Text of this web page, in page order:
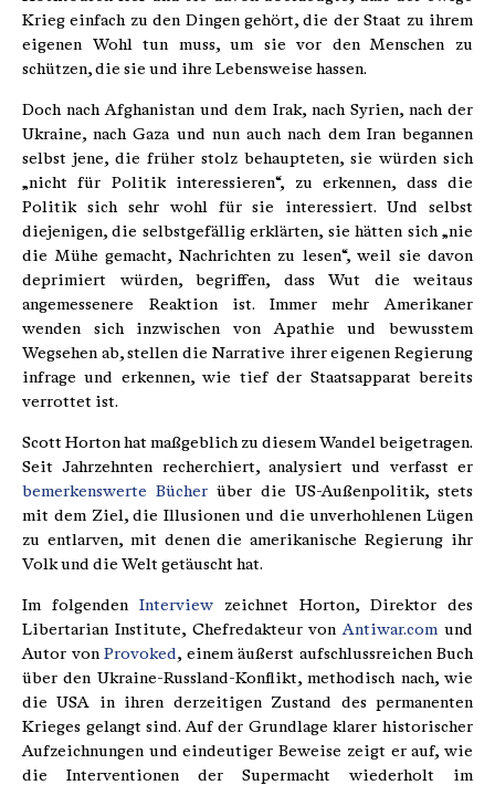
Krieg einfach zu den Dingen gehört, die der Staat zu ihrem
eigenen Wohl tun muss, um sie vor den Menschen zu
schützen, die sie und ihre Lebensweise hassen.
Doch nach Afghanistan und dem Irak, nach Syrien, nach der
Ukraine, nach Gaza und nun auch nach dem Iran begannen
selbst jene, die früher stolz behaupteten, sie würden sich
„nicht für Politik interessieren“, zu erkennen, dass die
Politik sich sehr wohl für sie interessiert. Und selbst
diejenigen, die selbstgefällig erklärten, sie hätten sich „nie
die Mühe gemacht, Nachrichten zu lesen“, weil sie davon
deprimiert würden, begriffen, dass Wut die weitaus
angemessenere Reaktion ist. Immer mehr Amerikaner
wenden sich inzwischen von Apathie und bewusstem
Wegsehen ab, stellen die Narrative ihrer eigenen Regierung
infrage und erkennen, wie tief der Staatsapparat bereits
verrottet ist.
Scott Horton hat maßgeblich zu diesem Wandel beigetragen.
Seit Jahrzehnten recherchiert, analysiert und verfasst er
bemerkenswerte Bücher über die US-Außenpolitik, stets
mit dem Ziel, die Illusionen und die unverhohlenen Lügen
zu entlarven, mit denen die amerikanische Regierung ihr
Volk und die Welt getäuscht hat.
Im folgenden Interview zeichnet Horton, Direktor des
Libertarian Institute, Chefredakteur von Antiwar.com und
Autor von Provoked, einem äußerst aufschlussreichen Buch
über den Ukraine-Russland-Konflikt, methodisch nach, wie
die USA in ihren derzeitigen Zustand des permanenten
Krieges gelangt sind. Auf der Grundlage klarer historischer
Aufzeichnungen und eindeutiger Beweise zeigt er auf, wie
die Interventionen der Supermacht wiederholt im